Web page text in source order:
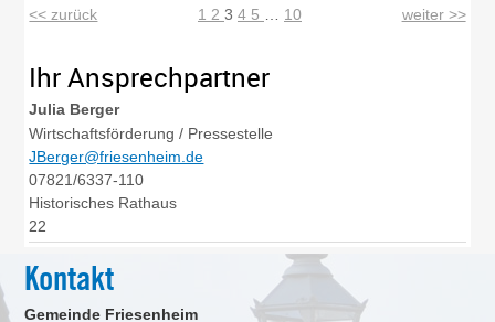
<< zurück 1 2 3 4 5 10 weiter >>
Ihr Ansprechpartner
Julia Berger
Wirtschaftsförderung / Pressestelle
JBerger@friesenheim.de
07821/6337-110
Historisches Rathaus
22
Kontakt
Gemeinde Friesenheim